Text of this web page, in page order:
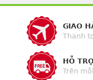
GIAO
Thanh
HỖ
Trên